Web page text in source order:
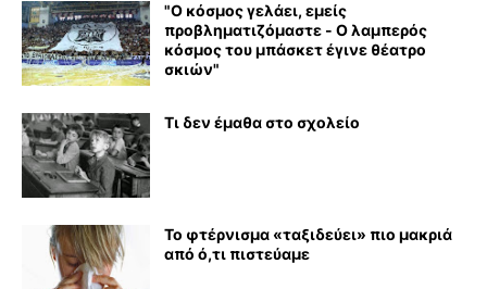
"Ο κόσμος γελάει, εμείς
προβληματιζόμαστε - Ο λαμπερός
κόσμος του μπάσκετ έγινε θέατρο
σκιών"
Τι δεν έμαθα στο σχολείο
Το φτέρνισμα «ταξιδεύει» πιο μακριά
από ό,τι πιστεύαμε